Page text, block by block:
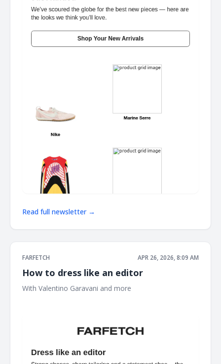
Read full newsletter →
FARFETCH APR 26, 2026, 8:09 AM
How to dress like an editor
With Valentino Garavani and more ‌ ‌ ‌ ‌ ‌ ‌ ‌ ‌ ‌ ‌ ‌ ‌ ‌ ‌ ‌ ‌ ‌ ‌ ‌ ‌ ‌ ‌ ‌ ‌ ‌ ‌ ‌ ‌ ‌ ‌ ‌ ‌ ‌ ‌